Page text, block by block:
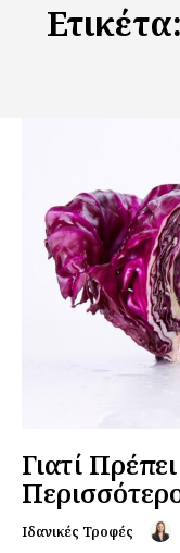
Ετικέτα:
Γιατί
Ιδανικές Τροφές